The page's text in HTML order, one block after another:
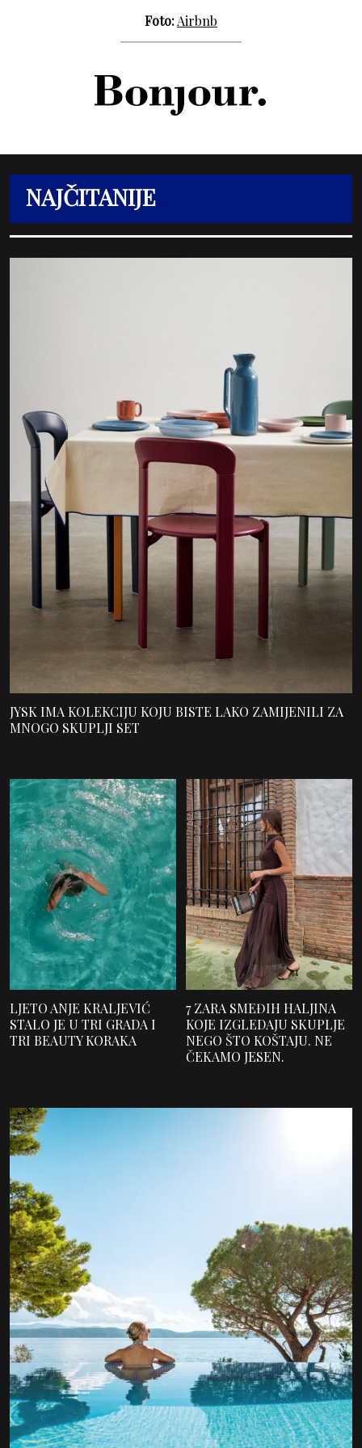
Foto:Airbnb
NAJČITANIJE
JYSK IMA KOLEKCIJU KOJU BISTE LAKO ZAMIJENILI ZA
MNOGO SKUPLJI SET
LJETO ANJE KRALJEVIĆ
STALO JE U TRI GRADA I
TRI BEAUTY KORAKA
7 ZARA SMEĐIH HALJINA
KOJE IZGLEDAJU SKUPLJE
NEGO ŠTO KOŠTAJU. NE
ČEKAMO JESEN.